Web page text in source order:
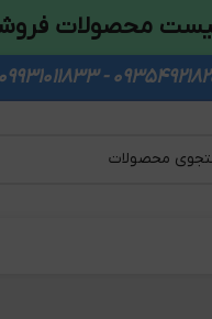
محصولات